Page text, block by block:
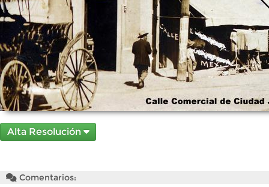
Alta Resolución
Comentarios: